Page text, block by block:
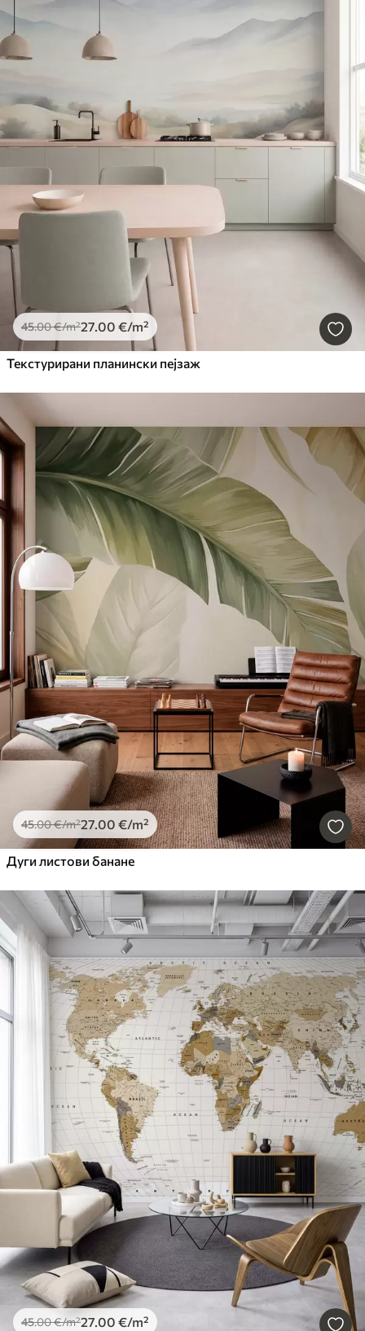
45.00€/m²27.00 €/m²
Текстурирани планински пејзаж
45.00€/m²27.00 €/m²
Дуги листови банане
45.00€/m²27.00 €/m²